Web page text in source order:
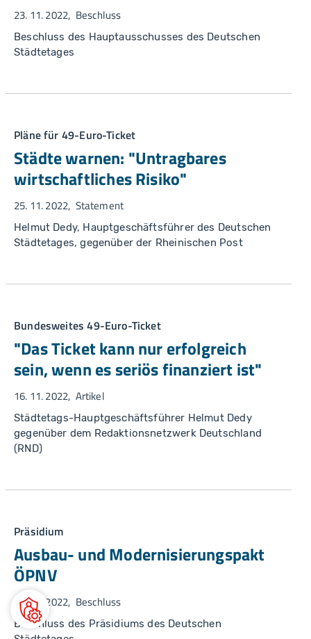
23. 11. 2022 Beschluss
Beschluss des Hauptausschusses des Deutschen
Städtetages
Pläne für 49-Euro-Ticket
Städte warnen: "Untragbares
wirtschaftliches Risiko"
25. 11. 2022 Statement
Helmut Dedy, Hauptgeschäftsführer des Deutschen
Städtetages, gegenüber der Rheinischen Post
Bundesweites 49-Euro-Ticket
"Das Ticket kann nur erfolgreich
sein, wenn es seriös finanziert ist"
16. 11. 2022 Artikel
Städtetags-Hauptgeschäftsführer Helmut Dedy
gegenüber dem Redaktionsnetzwerk Deutschland
(RND)
Präsidium
Ausbau- und Modernisierungspakt
ÖPNV
28. 09. 2022 Beschluss
Beschluss des Präsidiums des Deutschen